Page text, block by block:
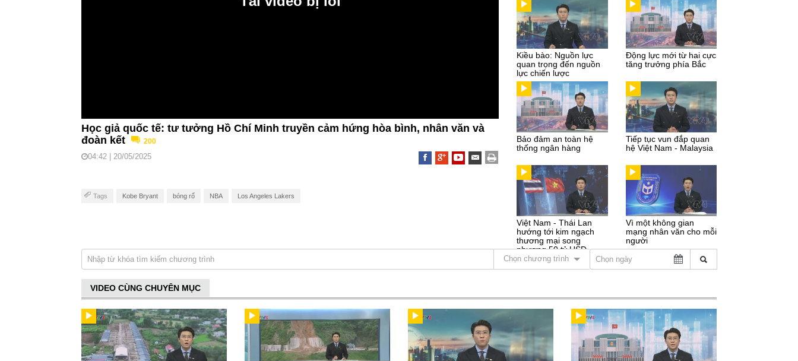
Học giả quốc tế: tư tưởng Hồ Chí Minh truyền cảm hứng hòa bình, nhân văn và
đoàn kết
200
04:42 | 20/05/2025
Tags Kobe Bryant bóng rổ NBA Los Angeles Lakers
Kiều bào: Nguồn lực
quan trọng đến nguồn
lực chiến lược
Động lực mới từ hai cực
tăng trưởng phía Bắc
Bảo đảm an toàn hệ
thống ngân hàng
Tiếp tục vun đắp quan
hệ Việt Nam - Malaysia
Việt Nam - Thái Lan
hướng tới kim ngạch
thương mại song
phương 50 tỷ USD
Vì một không gian
mạng nhân văn cho mỗi
người
Chọn chương trình
VIDEO CÙNG CHUYÊN MỤC